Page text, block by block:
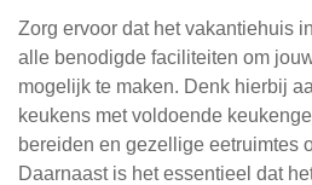
Zorg ervoor dat het vakantiehuis
alle benodigde faciliteiten om
mogelijk te maken. Denk hierbij
keukens met voldoende
bereiden en gezellige eetruimtes
Daarnaast is het essentieel dat